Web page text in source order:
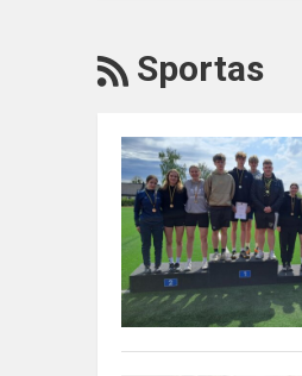
RSS
Sportas
O
mes
vis
judam!